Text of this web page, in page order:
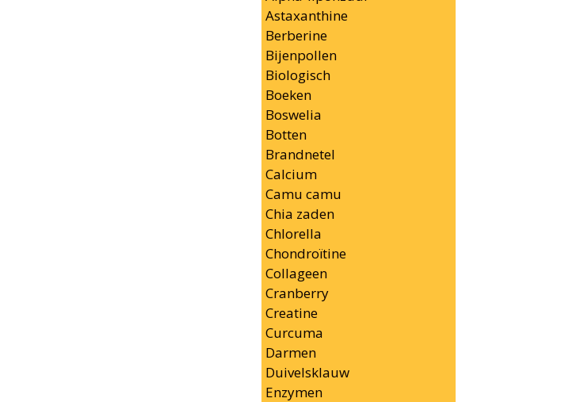
Astaxanthine
Berberine
Bijenpollen
Biologisch
Boeken
Boswelia
Botten
Brandnetel
Calcium
Camu camu
Chia zaden
Chlorella
Chondroïtine
Collageen
Cranberry
Creatine
Curcuma
Darmen
Duivelsklauw
Enzymen